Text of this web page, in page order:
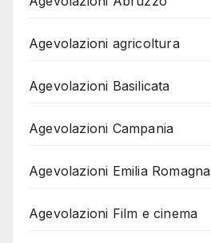
Agevolazioni agricoltura
Agevolazioni Basilicata
Agevolazioni Campania
Agevolazioni Emilia Romagna
Agevolazioni Film e cinema